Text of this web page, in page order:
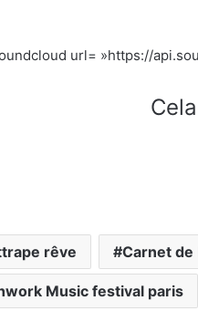
url= »https://
rêve Carnet de
Music festival paris